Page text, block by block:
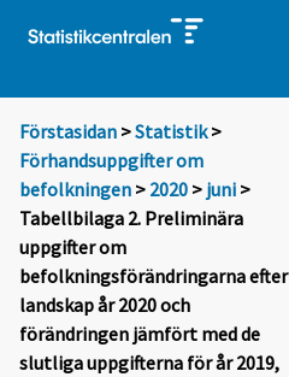
Förstasidan >Statistik >
Förhandsuppgifter om
befolkningen > 2020 > juni >
Tabellbilaga 2. Preliminära
uppgifter om
befolkningsförändringarna efter
landskap år 2020 och
förändringen jämfört med de
slutliga uppgifterna för år 2019,